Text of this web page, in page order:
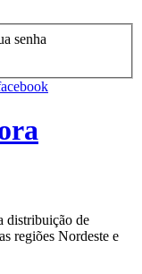
senha
distribuição de
regiões Nordeste e